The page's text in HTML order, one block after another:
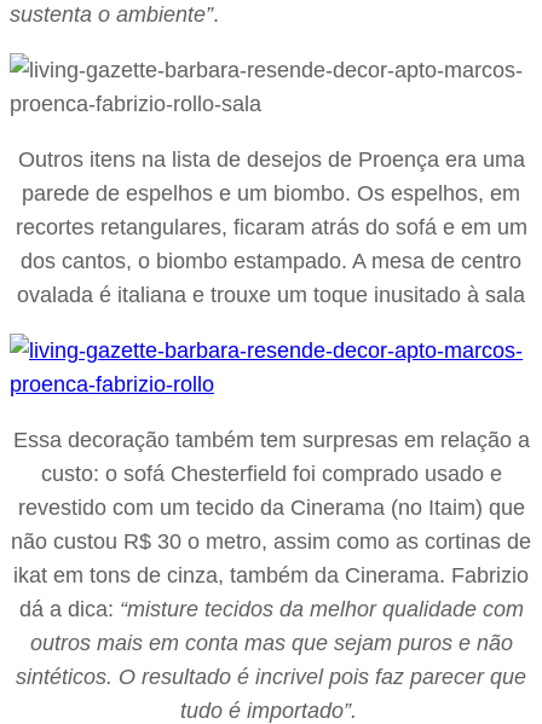
sustenta o ambiente”.
Outros itens na lista de desejos de Proença era uma
parede de espelhos e um biombo. Os espelhos, em
recortes retangulares, ficaram atrás do sofá e em um
dos cantos, o biombo estampado. A mesa de centro
ovalada é italiana e trouxe um toque inusitado à sala
Essa decoração também tem surpresas em relação a
custo: o sofá Chesterfield foi comprado usado e
revestido com um tecido da Cinerama (no Itaim) que
não custou R$ 30 o metro, assim como as cortinas de
ikat em tons de cinza, também da Cinerama. Fabrizio
dá a dica: “misture tecidos da melhor qualidade com
outros mais em conta mas que sejam puros e não
sintéticos. O resultado é incrivel pois faz parecer que
tudo é importado”.